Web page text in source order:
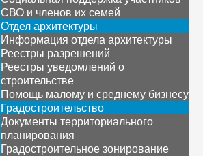
СВО и членов их семей
Отдел архитектуры
Информация отдела архитектуры
Реестры разрешений
Реестры уведомлений о
строительстве
Помощь малому и среднему бизнесу
Градостроительство
Документы территориального
планирования
Градостроительное зонирование